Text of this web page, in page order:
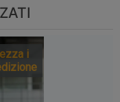
i